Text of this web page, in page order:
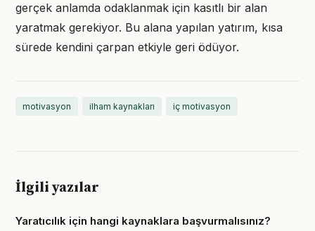
gerçek anlamda odaklanmak için kasıtlı bir alan
yaratmak gerekiyor. Bu alana yapılan yatırım, kısa
sürede kendini çarpan etkiyle geri ödüyor.
motivasyon ilham kaynakları iç motivasyon
İlgili yazılar
Yaratıcılık için hangi kaynaklara başvurmalısınız?